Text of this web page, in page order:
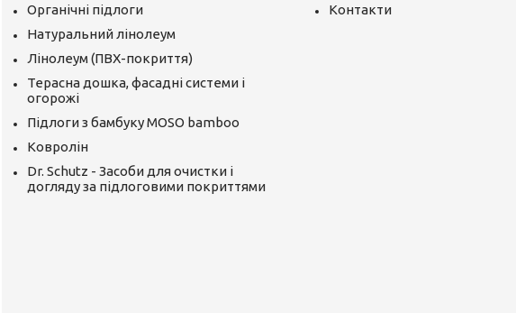
Органічні підлоги
Натуральний лінолеум
Лінолеум (ПВХ-покриття)
Терасна дошка, фасадні системи і
огорожі
Підлоги з бамбуку MOSO bamboo
Ковролін
Dr. Schutz - Засоби для очистки і
догляду за підлоговими покриттями
Контакти